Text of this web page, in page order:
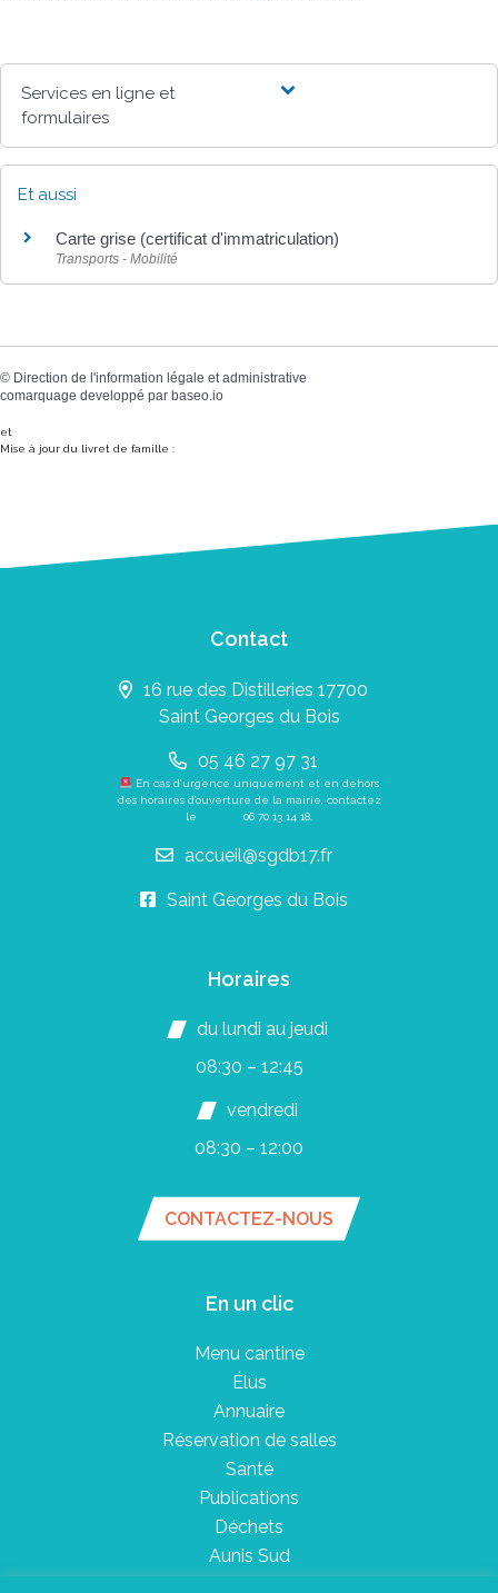
Services en ligne et
formulaires
Et aussi
Carte grise (certificat d'immatriculation)
Transports - Mobilité
© Direction de l'information légale et administrative
comarquage developpé par baseo.io
et
Mise à jour du livret de famille :
Contact
16 rue des Distilleries 17700
Saint Georges du Bois
05 46 27 97 31
En cas d’urgence uniquement et en dehors
des horaires d’ouverture de la mairie, contactez
le 06 70 13 14 18
accueil@sgdb17.fr
Saint Georges du Bois
Horaires
du lundi au jeudi
08:30 – 12:45
vendredi
08:30 – 12:00
CONTACTEZ-NOUS
En un clic
Menu cantine
Élus
Annuaire
Réservation de salles
Santé
Publications
Déchets
Aunis Sud